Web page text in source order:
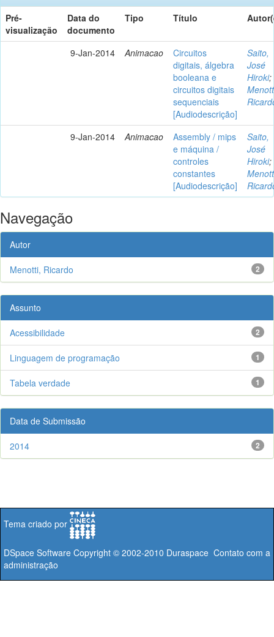
Pré-
visualização
Data do
documento
Tipo Título
9-Jan-2014 Animacao
Circuitos
digitais, álgebra
booleana e
circuitos digitais
sequenciais
[Audiodescrição]
Saito,
José
Hiroki;
9-Jan-2014 Animacao
Assembly / mips
e máquina /
controles
constantes
[Audiodescrição]
Saito,
José
Hiroki;
Navegação
Autor
2
Menotti, Ricardo
Assunto
2
Acessibilidade
1
Linguagem de programação
1
Tabela verdade
Data de Submissão
2
2014
Tema criado por
DSpace Software Copyright © 2002-2010 Duraspace Contato com a
administração